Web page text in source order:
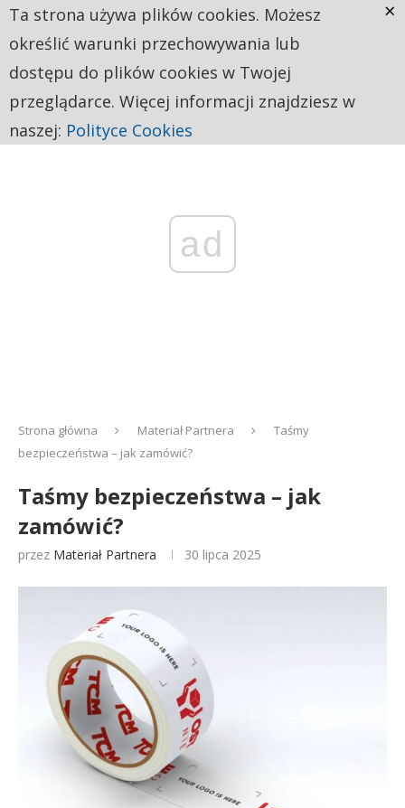
ad
Strona główna Materiał Partnera
Taśmy
bezpieczeństwa – jak zamówić?
Taśmy bezpieczeństwa – jak
zamówić?
przez Materiał Partnera 30 lipca 2025
Ta strona używa plików cookies. Możesz
określić warunki przechowywania lub
dostępu do plików cookies w Twojej
przeglądarce. Więcej informacji znajdziesz w
naszej: Polityce Cookies
×